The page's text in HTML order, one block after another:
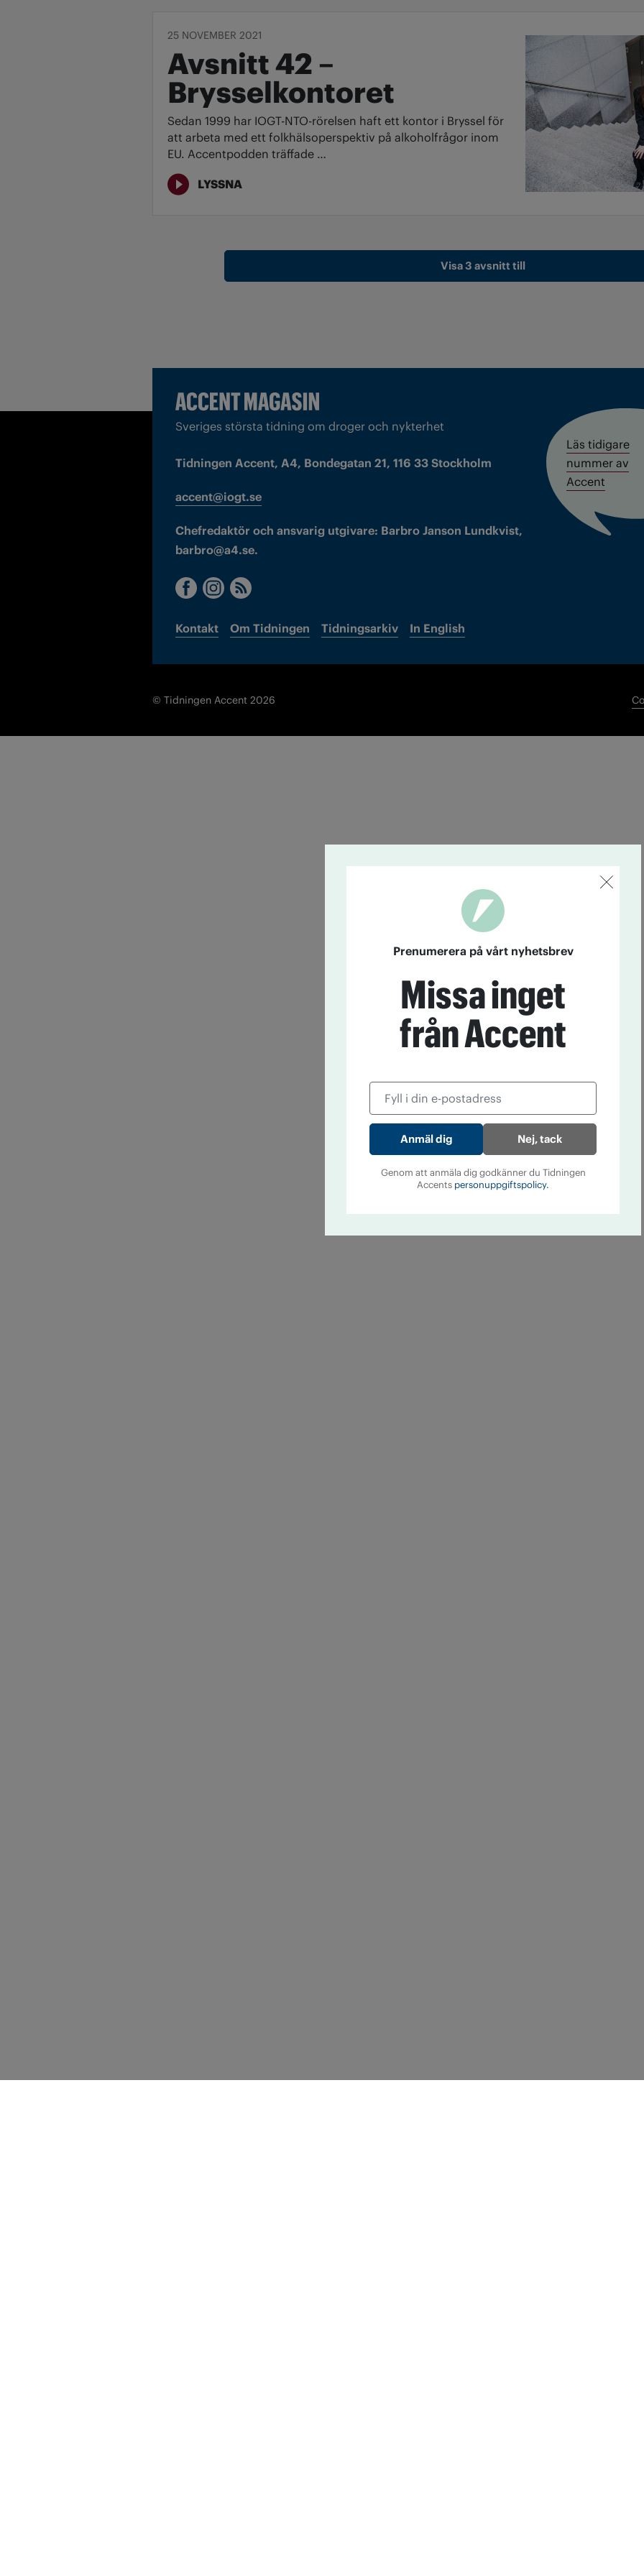
25 NOVEMBER 2021
Avsnitt 42 –
Brysselkontoret
Sedan 1999 har IOGT-NTO-rörelsen haft ett kontor i Bryssel för
att arbeta med ett folkhälsoperspektiv på alkoholfrågor inom
EU. Accentpodden träffade …
LYSSNA
Visa 3 avsnitt till
Sveriges största tidning om droger och nykterhet
Tidningen Accent, A4, Bondegatan 21, 116 33 Stockholm
accent@iogt.se
Chefredaktör och ansvarig utgivare: Barbro Janson Lundkvist,
barbro@a4.se.
Kontakt Om Tidningen Tidningsarkiv In English
Läs tidigare
nummer av
Accent
© Tidningen Accent 2026
Prenumerera på vårt nyhetsbrev
Missa inget
från Accent
Nej, tack
Genom att anmäla dig godkänner du Tidningen
Accents personuppgiftspolicy.